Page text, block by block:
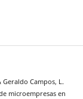
Geraldo Campos, L.
microempresas en